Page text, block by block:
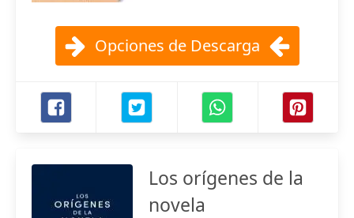
Opciones de Descarga
Los orígenes de la
novela